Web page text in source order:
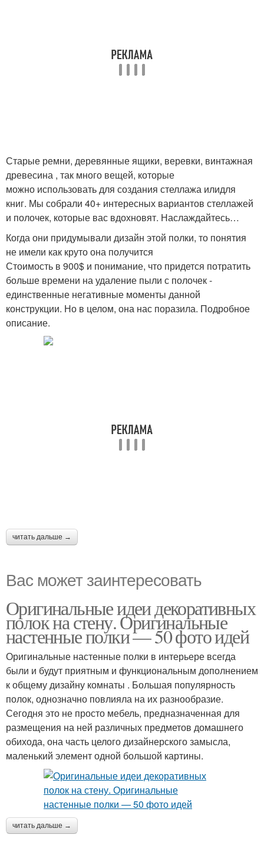
Старые ремни, деревянные ящики, веревки, винтажная
древесина , так много вещей, которые
можно использовать для создания стеллажа илидля
книг. Мы собрали 40+ интересных вариантов стеллажей
и полочек, которые вас вдохновят. Наслаждайтесь…
Когда они придумывали дизайн этой полки, то понятия
не имели как круто она получится
Стоимость в 900$ и понимание, что придется потратить
больше времени на удаление пыли с полочек -
единственные негативные моменты данной
конструкции. Но в целом, она нас поразила. Подробное
описание.
читать дальше →
Вас может заинтересовать
Оригинальные идеи декоративных
полок на стену. Оригинальные
настенные полки — 50 фото идей
Оригинальные настенные полки в интерьере всегда
были и будут приятным и функциональным дополнением
к общему дизайну комнаты . Большая популярность
полок, однозначно повлияла на их разнообразие.
Сегодня это не просто мебель, предназначенная для
размещения на ней различных предметов домашнего
обихода, она часть целого дизайнерского замысла,
маленький элемент одной большой картины.
читать дальше →